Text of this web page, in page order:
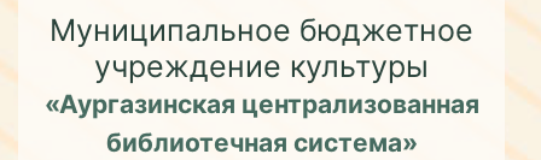
Муниципальное бюджетное
учреждение культуры
«Аургазинская централизованная
библиотечная система»